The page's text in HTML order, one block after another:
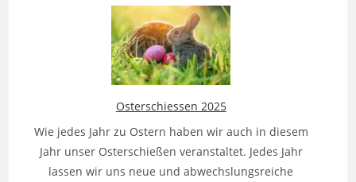
Osterschiessen 2025
Wie jedes Jahr zu Ostern haben wir auch in diesem
Jahr unser Osterschießen veranstaltet. Jedes Jahr
lassen wir uns neue und abwechslungsreiche